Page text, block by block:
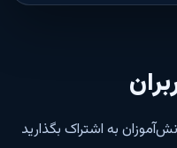
به اشتراک بگذارید